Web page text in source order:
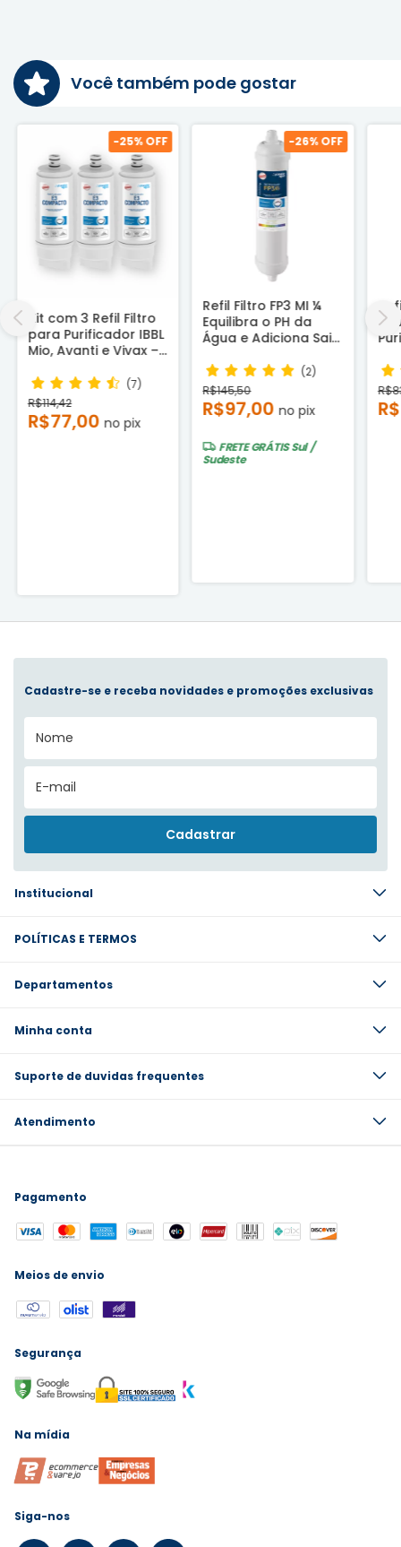
Você também pode gostar
-25% OFF
Kit com 3 Refil Filtro
para Purificador IBBL
Mio, Avanti e Vivax –
(7)
R$114,42
R$77,00 no pix
-26% OFF
Refil Filtro FP3 MI ¼
Equilibra o PH da
Água e Adiciona Sais
(2)
R$145,50
R$97,00no pix
FRETE GRÁTISSul /
Sudeste
Institucional
POLÍTICAS E TERMOS
Departamentos
Minha conta
Suporte de duvidas frequentes
Atendimento
Cadastre-se e receba novidades e promoções exclusivas
Pagamento
Meios de envio
Segurança
Na mídia
Siga-nos